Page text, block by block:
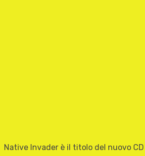
Native Invader è il titolo del nuovo